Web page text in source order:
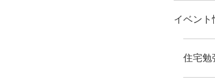
イベント
住宅勉